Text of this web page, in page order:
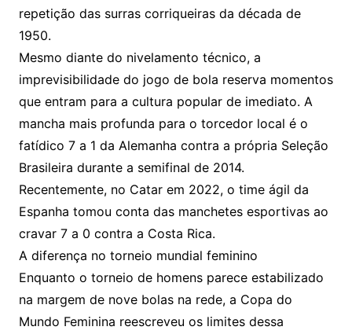
repetição das surras corriqueiras da década de
1950.
Mesmo diante do nivelamento técnico, a
imprevisibilidade do jogo de bola reserva momentos
que entram para a cultura popular de imediato. A
mancha mais profunda para o torcedor local é o
fatídico 7 a 1 da Alemanha contra a própria Seleção
Brasileira durante a semifinal de 2014.
Recentemente, no Catar em 2022, o time ágil da
Espanha tomou conta das manchetes esportivas ao
cravar 7 a 0 contra a Costa Rica.
A diferença no torneio mundial feminino
Enquanto o torneio de homens parece estabilizado
na margem de nove bolas na rede, a Copa do
Mundo Feminina reescreveu os limites dessa